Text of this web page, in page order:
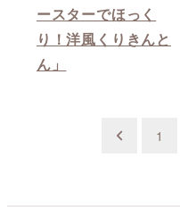
ースターでほっく
り！洋風くりきんと
ん」
1